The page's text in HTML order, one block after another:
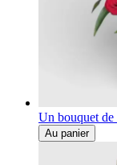
Un bouquet de
Au panier